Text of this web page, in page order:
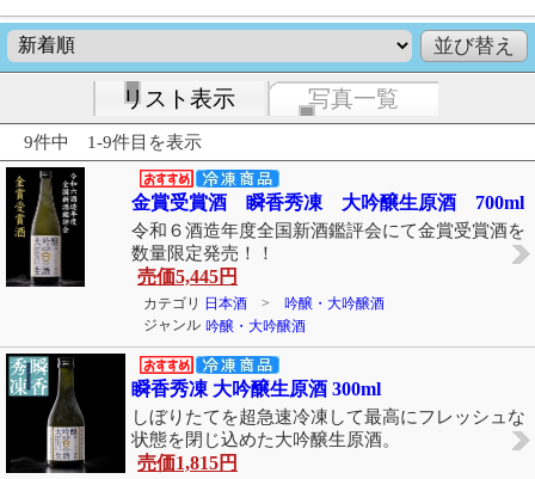
リスト表示 写真一覧
9件中 1-9件目を表示
金賞受賞酒 瞬香秀凍 大吟醸生原酒 700ml
令和６酒造年度全国新酒鑑評会にて金賞受賞酒を
数量限定発売！！
売価5,445円
カテゴリ 日本酒 > 吟醸・大吟醸酒
ジャンル 吟醸・大吟醸酒
瞬香秀凍 大吟醸生原酒 300ml
しぼりたてを超急速冷凍して最高にフレッシュな
状態を閉じ込めた大吟醸生原酒。
売価1,815円